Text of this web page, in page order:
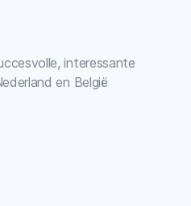
interessante
en België